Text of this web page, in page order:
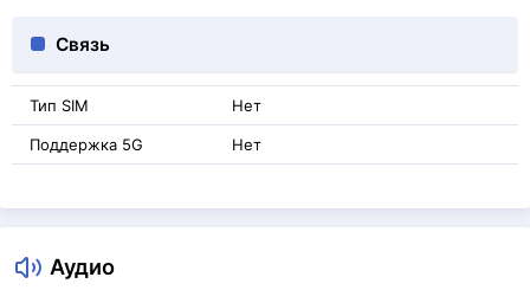
Связь
Тип SIM Нет
Поддержка 5G Нет
Аудио